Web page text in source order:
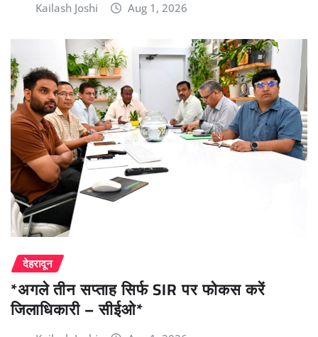
Kailash Joshi Aug 1, 2026
देहरादून
*अगले तीन सप्ताह सिर्फ SIR पर फोकस करें
जिलाधिकारी – सीईओ*